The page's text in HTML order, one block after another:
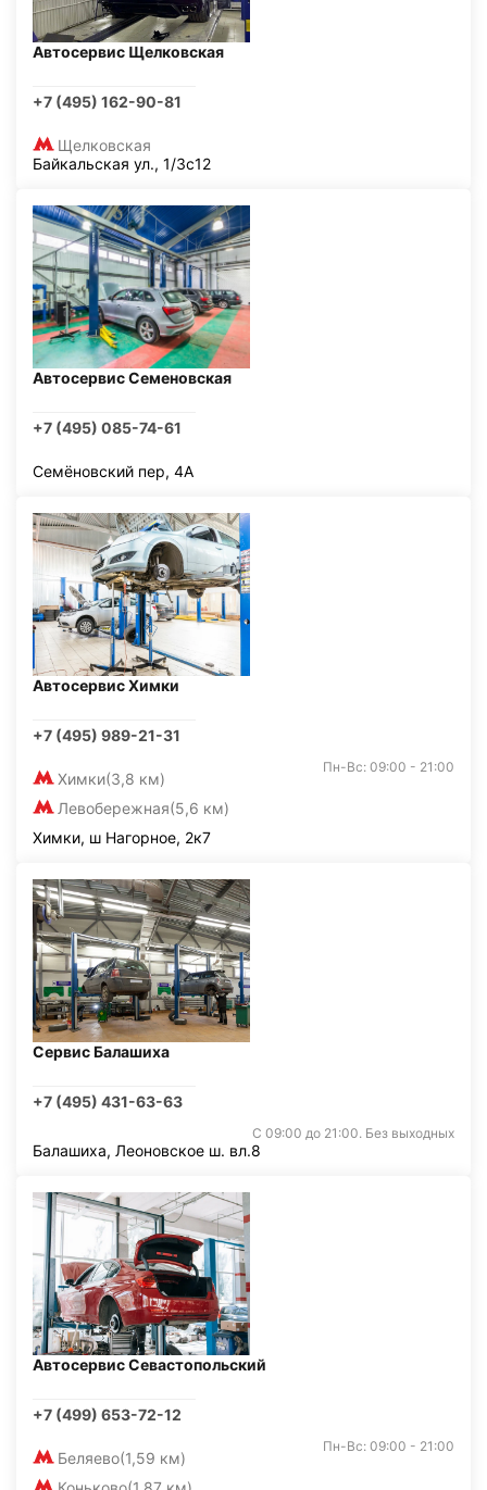
Автосервис Щелковская
+7 (495) 162-90-81
Щелковская
Байкальская ул., 1/3с12
Автосервис Семеновская
+7 (495) 085-74-61
Семёновский пер, 4А
Автосервис Химки
+7 (495) 989-21-31
Химки(3,8 км)
Левобережная(5,6 км)
Пн-Вс: 09:00 - 21:00
Химки, ш Нагорное, 2к7
Сервис Балашиха
+7 (495) 431-63-63
С 09:00 до 21:00. Без выходных
Балашиха, Леоновское ш. вл.8
Автосервис Севастопольский
+7 (499) 653-72-12
Беляево(1,59 км)
Пн-Вс: 09:00 - 21:00